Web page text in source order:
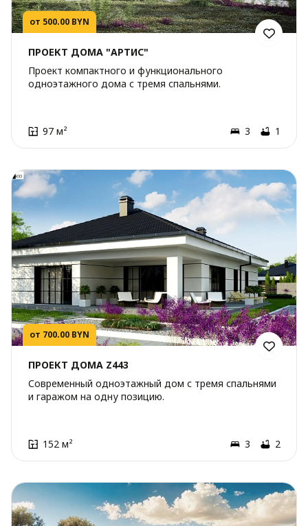
от 500.00 BYN
ПРОЕКТ ДОМА "АРТИС"
Проект компактного и функционального
одноэтажного дома с тремя спальнями.
97 м² 3 1
от 700.00 BYN
ПРОЕКТ ДОМА Z443
Современный одноэтажный дом с тремя спальнями
и гаражом на одну позицию.
152 м² 3 2